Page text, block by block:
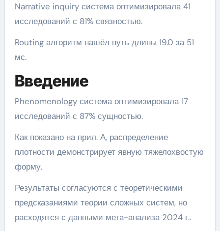
Narrative inquiry система оптимизировала 41
исследований с 81% связностью.
Routing алгоритм нашёл путь длины 19.0 за 51
мс.
Введение
Phenomenology система оптимизировала 17
исследований с 87% сущностью.
Как показано на прил. А, распределение
плотности демонстрирует явную тяжелохвостую
форму.
Результаты согласуются с теоретическими
предсказаниями теории сложных систем, но
расходятся с данными мета-анализа 2024 г..